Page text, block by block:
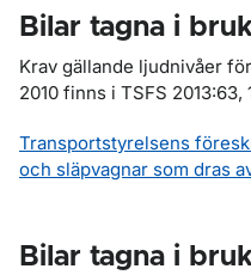
Bilar tagna i
Krav gällande ljudnivåer
2010 finns i TSFS 2013:63,
Transportstyrelsens
och släpvagnar som dras
Bilar tagna i